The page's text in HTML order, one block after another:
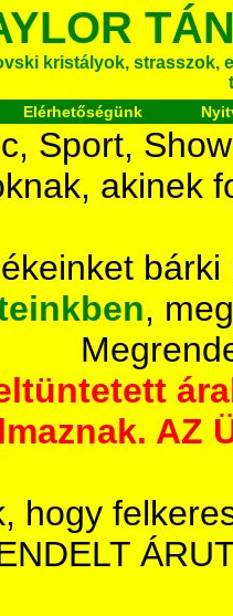
kristályok, strasszok,
Elérhetőségünk
Sport,
akinek
,
AZ
hogy